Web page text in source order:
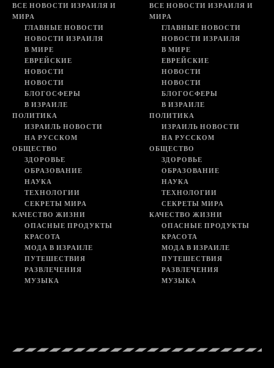
ВСЕ НОВОСТИ ИЗРАИЛЯ И
МИРА
ГЛАВНЫЕ НОВОСТИ
НОВОСТИ ИЗРАИЛЯ
В МИРЕ
ЕВРЕЙСКИЕ
НОВОСТИ
НОВОСТИ
БЛОГОСФЕРЫ
В ИЗРАИЛЕ
ПОЛИТИКА
ИЗРАИЛЬ НОВОСТИ
НА РУССКОМ
ОБЩЕСТВО
ЗДОРОВЬЕ
ОБРАЗОВАНИЕ
НАУКА
ТЕХНОЛОГИИ
СЕКРЕТЫ МИРА
КАЧЕСТВО ЖИЗНИ
ОПАСНЫЕ ПРОДУКТЫ
КРАСОТА
МОДА В ИЗРАИЛЕ
ПУТЕШЕСТВИЯ
РАЗВЛЕЧЕНИЯ
МУЗЫКА
ВСЕ НОВОСТИ ИЗРАИЛЯ И
МИРА
ГЛАВНЫЕ НОВОСТИ
НОВОСТИ ИЗРАИЛЯ
В МИРЕ
ЕВРЕЙСКИЕ
НОВОСТИ
НОВОСТИ
БЛОГОСФЕРЫ
В ИЗРАИЛЕ
ПОЛИТИКА
ИЗРАИЛЬ НОВОСТИ
НА РУССКОМ
ОБЩЕСТВО
ЗДОРОВЬЕ
ОБРАЗОВАНИЕ
НАУКА
ТЕХНОЛОГИИ
СЕКРЕТЫ МИРА
КАЧЕСТВО ЖИЗНИ
ОПАСНЫЕ ПРОДУКТЫ
КРАСОТА
МОДА В ИЗРАИЛЕ
ПУТЕШЕСТВИЯ
РАЗВЛЕЧЕНИЯ
МУЗЫКА